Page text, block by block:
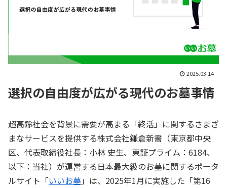
2025.03.14
選択の自由度が広がる現代のお墓事情
超高齢社会を背景に需要が高まる「終活」に関するさまざ
まなサービスを提供する株式会社鎌倉新書（東京都中央
区、代表取締役社長：小林 史生、東証プライム：6184、
以下：当社）が運営する日本最大級のお墓に関するポータ
ルサイト「いいお墓」は、2025年1月に実施した「第16